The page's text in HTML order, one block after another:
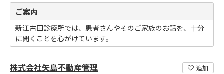
ご案内
新江古田診療所では、患者さんやそのご家族のお話を、十分
に聞くことを心がけています。
株式会社矢島不動産管理 追加